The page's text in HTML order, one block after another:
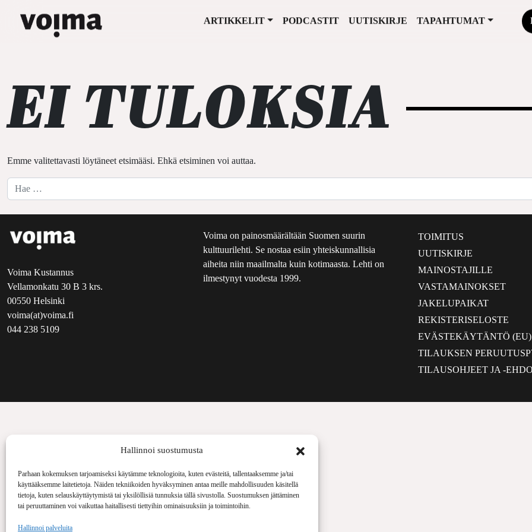
Hallinnoi suostumusta
Parhaan kokemuksen tarjoamiseksi käytämme teknologioita, kuten evästeitä, tallentaaksemme ja/tai
käyttääksemme laitetietoja. Näiden tekniikoiden hyväksyminen antaa meille mahdollisuuden käsitellä
tietoja, kuten selauskäyttäytymistä tai yksilöllisiä tunnuksia tällä sivustolla. Suostumuksen jättäminen
tai peruuttaminen voi vaikuttaa haitallisesti tiettyihin ominaisuuksiin ja toimintoihin.
Hallinnoi palveluita
Päävalikko
ARTIKKELIT PODCASTIT UUTISKIRJE TAPAHTUMAT
EI TULOKSIA
Emme valitettavasti löytäneet etsimääsi. Ehkä etsiminen voi auttaa.
Hae:
Voima Kustannus
Vellamonkatu 30 B 3 krs.
00550 Helsinki
voima(at)voima.fi
044 238 5109
Voima on painosmäärältään Suomen suurin
kulttuurilehti. Se nostaa esiin yhteiskunnallisia
aiheita niin maailmalta kuin kotimaasta. Lehti on
ilmestynyt vuodesta 1999.
TOIMITUS
UUTISKIRJE
MAINOSTAJILLE
VASTAMAINOKSET
JAKELUPAIKAT
REKISTERISELOSTE
EVÄSTEKÄYTÄNTÖ (EU)
TILAUKSEN
TILAUSOHJEET JA -